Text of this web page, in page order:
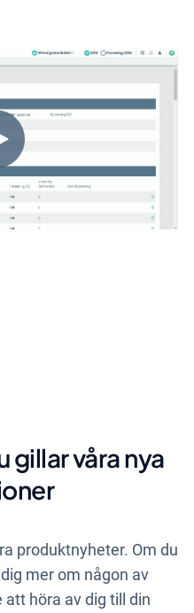
gillar våra nya
produktnyheter. Om du
mer om någon av
höra av dig till din